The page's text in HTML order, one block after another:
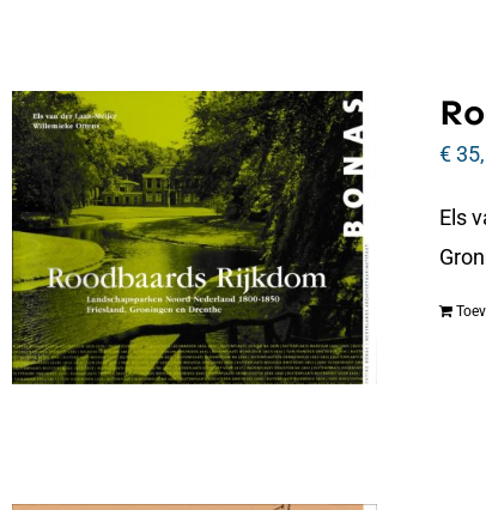
€
Els